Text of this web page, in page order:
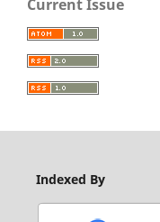
Current Issue
Indexed By